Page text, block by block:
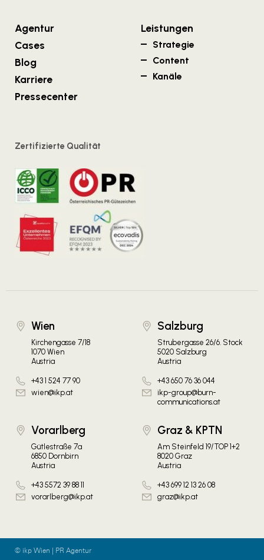
Agentur
Cases
Blog
Karriere
Pressecenter
Leistungen
Strategie
Content
Kanäle
Zertifizierte Qualität
Wien
Kirchengasse 7/18
1070 Wien
Austria
+43 1 524 77 90
wien@ikp.at
Salzburg
Strubergasse 26/6. Stock
5020 Salzburg
Austria
+43 650 76 36 044
ikp-group@burn-
communications.at
Vorarlberg
Gütlestraße 7a
6850 Dornbirn
Austria
+43 5572 39 88 11
vorarlberg@ikp.at
Graz & KPTN
Am Steinfeld 19/TOP 1+2
8020 Graz
Austria
+43 699 12 13 26 08
graz@ikp.at
© ikp Wien | PR Agentur